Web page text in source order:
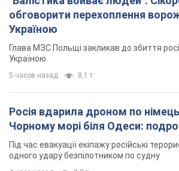
4 часа назад 2,8 т.